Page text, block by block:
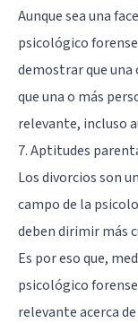
Aunque sea una
psicológico
demostrar que una
que una o más
relevante, incluso
7. Aptitudes
Los divorcios son
campo de la
deben dirimir más
Es por eso que,
psicológico
relevante acerca de